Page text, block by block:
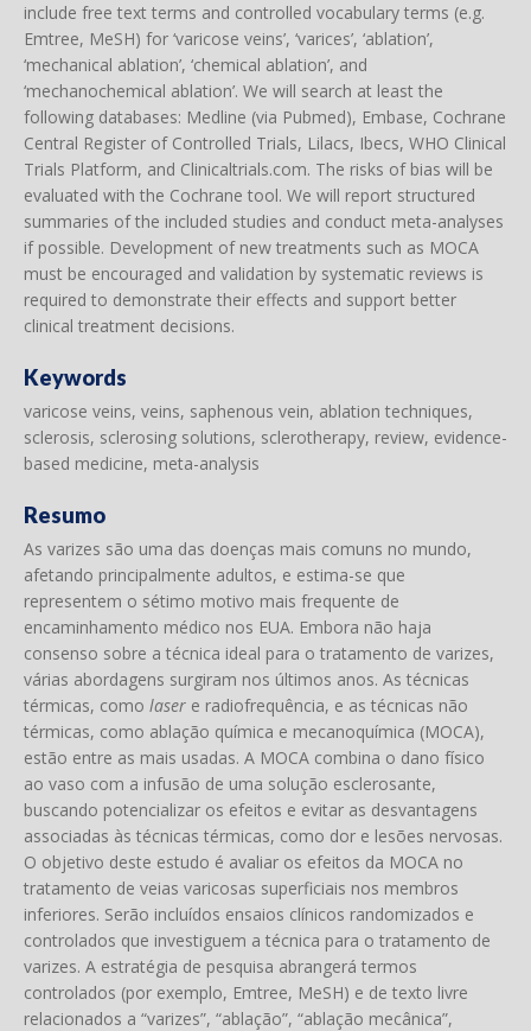
include free text terms and controlled vocabulary terms (e.g.
Emtree, MeSH) for ‘varicose veins’, ‘varices’, ‘ablation’,
‘mechanical ablation’, ‘chemical ablation’, and
‘mechanochemical ablation’. We will search at least the
following databases: Medline (via Pubmed), Embase, Cochrane
Central Register of Controlled Trials, Lilacs, Ibecs, WHO Clinical
Trials Platform, and Clinicaltrials.com. The risks of bias will be
evaluated with the Cochrane tool. We will report structured
summaries of the included studies and conduct meta-analyses
if possible. Development of new treatments such as MOCA
must be encouraged and validation by systematic reviews is
required to demonstrate their effects and support better
clinical treatment decisions.
Keywords
varicose veins, veins, saphenous vein, ablation techniques,
sclerosis, sclerosing solutions, sclerotherapy, review, evidence-
based medicine, meta-analysis
Resumo
As varizes são uma das doenças mais comuns no mundo,
afetando principalmente adultos, e estima-se que
representem o sétimo motivo mais frequente de
encaminhamento médico nos EUA. Embora não haja
consenso sobre a técnica ideal para o tratamento de varizes,
várias abordagens surgiram nos últimos anos. As técnicas
térmicas, como laser e radiofrequência, e as técnicas não
térmicas, como ablação química e mecanoquímica (MOCA),
estão entre as mais usadas. A MOCA combina o dano físico
ao vaso com a infusão de uma solução esclerosante,
buscando potencializar os efeitos e evitar as desvantagens
associadas às técnicas térmicas, como dor e lesões nervosas.
O objetivo deste estudo é avaliar os efeitos da MOCA no
tratamento de veias varicosas superficiais nos membros
inferiores. Serão incluídos ensaios clínicos randomizados e
controlados que investiguem a técnica para o tratamento de
varizes. A estratégia de pesquisa abrangerá termos
controlados (por exemplo, Emtree, MeSH) e de texto livre
relacionados a “varizes”, “ablação”, “ablação mecânica”,